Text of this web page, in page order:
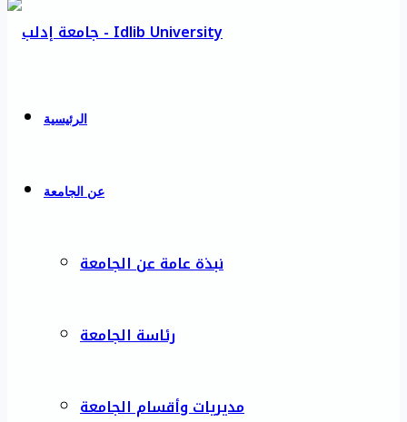
الرئيسية
عن الجامعة
نبذة عامة عن الجامعة
رئاسة الجامعة
مديريات وأقسام الجامعة